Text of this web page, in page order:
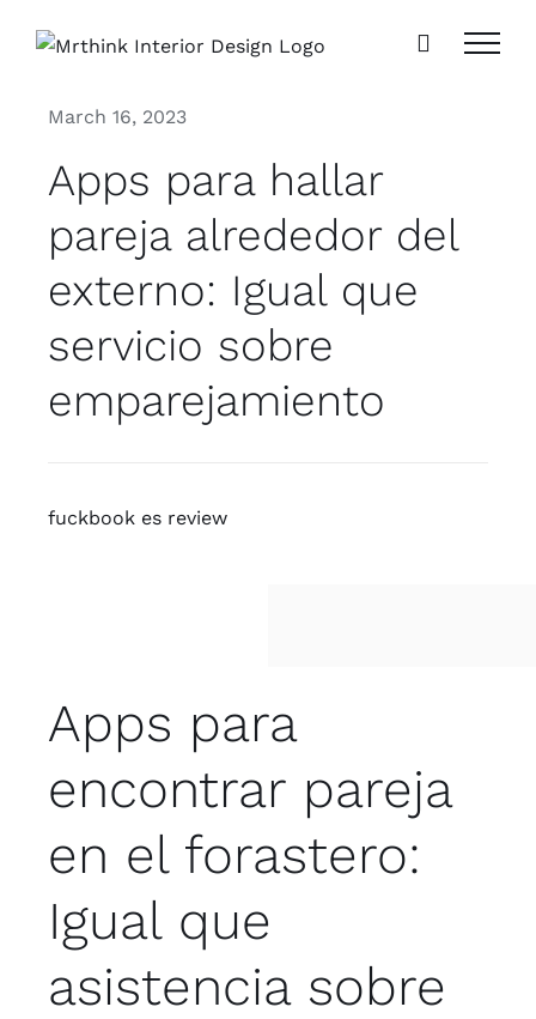
March 16, 2023
Apps para hallar
pareja alrededor del
externo: Igual que
servicio sobre
emparejamiento
fuckbook es review
Apps para
encontrar pareja
en el forastero:
Igual que
asistencia sobre